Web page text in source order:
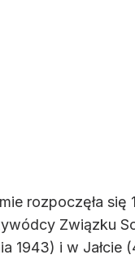
rozpoczęła
Związku
1943) i w Jałcie